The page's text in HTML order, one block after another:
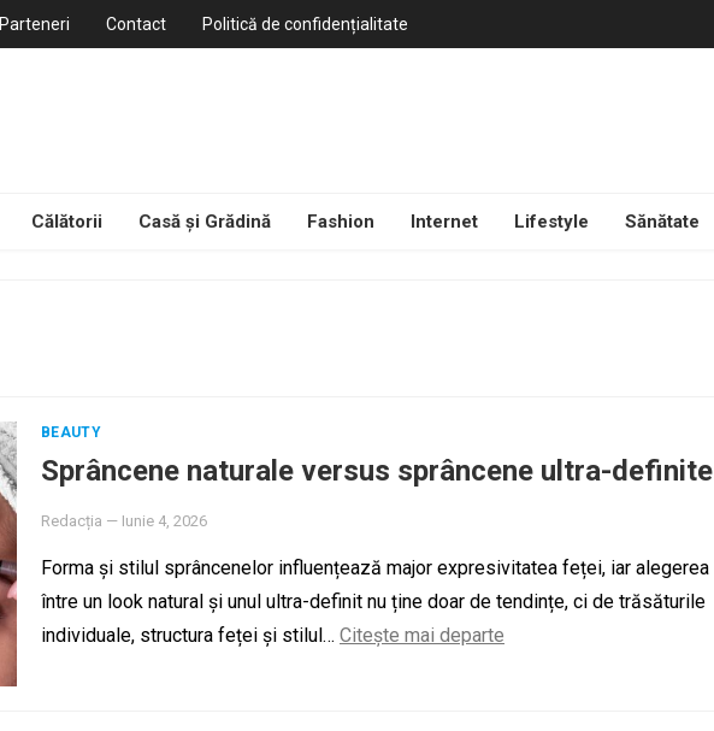
Parteneri Contact Politică de confidențialitate
Călătorii Casă și Grădină Fashion Internet Lifestyle Sănătate
BEAUTY
Sprâncene naturale versus sprâncene ultra-definite
Redacția — Iunie 4, 2026
Forma și stilul sprâncenelor influențează major expresivitatea feței, iar alegerea
între un look natural și unul ultra-definit nu ține doar de tendințe, ci de trăsăturile
individuale, structura feței și stilul… Citește mai departe